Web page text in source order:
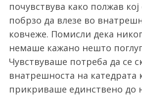
почувствува како полжав
побрзо да влезе во
ковчеже. Помисли дека
немаше кажано нешто
Чувствуваше потреба да се
внатрешноста на катедрата
прикриваше единствено до